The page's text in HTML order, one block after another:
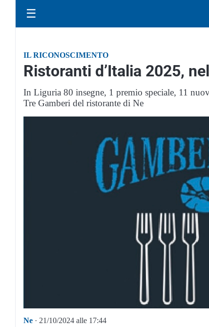
☰
IL RICONOSCIMENTO
Ristoranti d’Italia 2025,
In Liguria 80 insegne, 1 premio speciale, 11
Tre Gamberi del ristorante di Ne
Ne · 21/10/2024 alle 17:44